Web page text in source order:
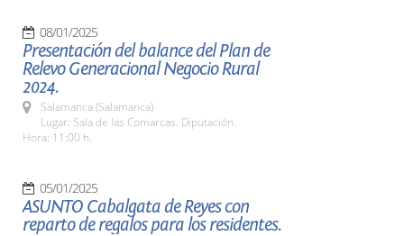
08/01/2025
Presentación del balance del Plan de
Relevo Generacional Negocio Rural
2024.
Salamanca (Salamanca)
Lugar: Sala de las Comarcas. Diputación.
Hora: 11:00 h.
05/01/2025
ASUNTO Cabalgata de Reyes con
reparto de regalos para los residentes.